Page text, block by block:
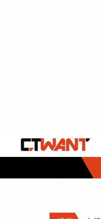
:::
社會首頁
時事
調查